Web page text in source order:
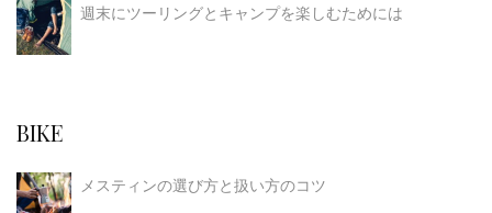
週末にツーリングとキャンプを楽しむためには
BIKE
メスティンの選び方と扱い方のコツ